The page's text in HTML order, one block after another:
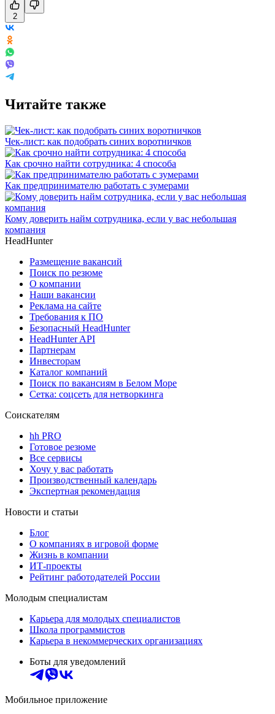
2
Читайте также
Чек-лист: как подобрать синих воротничков
Как срочно найти сотрудника: 4 способа
Как предпринимателю работать с зумерами
Кому доверить найм сотрудника, если у вас небольшая
компания
HeadHunter
Размещение вакансий
Поиск по резюме
О компании
Наши вакансии
Реклама на сайте
Требования к ПО
Безопасный HeadHunter
HeadHunter API
Партнерам
Инвесторам
Каталог компаний
Поиск по вакансиям в Белом Море
Сетка: соцсеть для нетворкинга
Соискателям
hh PRO
Готовое резюме
Все сервисы
Хочу у вас работать
Производственный календарь
Экспертная рекомендация
Новости и статьи
Блог
О компаниях в игровой форме
Жизнь в компании
ИТ-проекты
Рейтинг работодателей России
Молодым специалистам
Карьера для молодых специалистов
Школа программистов
Карьера в некоммерческих организациях
Боты для уведомлений
Мобильное приложение